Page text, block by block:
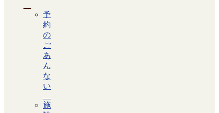
予
約
の
ご
あ
ん
な
い
施